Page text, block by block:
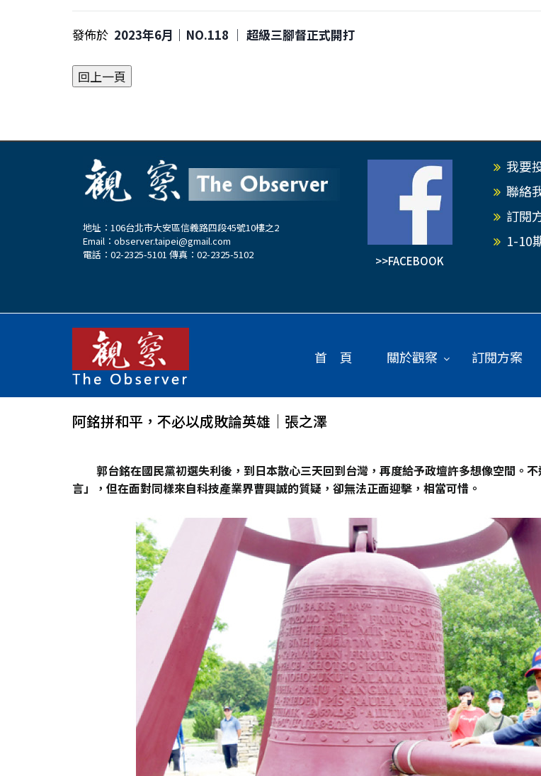
發佈於 2023年6月｜NO.118 │ 超級三腳督正式開打
地址：106台北市大安區信義路四段45號10樓之2
Email： observer.taipei@gmail.com
電話：02-2325-5101 傳真：02-2325-5102
>>FACEBOOK
我要
聯絡
訂閱
1-10
首 頁 關於觀察 訂閱方案
阿銘拼和平，不必以成敗論英雄│張之澤
郭台銘在國民黨初選失利後，到日本散心三天回到台灣，再度給予政壇許多想像空間。
言」，但在面對同樣來自科技產業界曹興誠的質疑，卻無法正面迎擊，相當可惜。